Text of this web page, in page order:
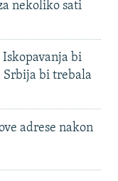
nekoliko sati
bi
Srbija bi trebala
adrese nakon